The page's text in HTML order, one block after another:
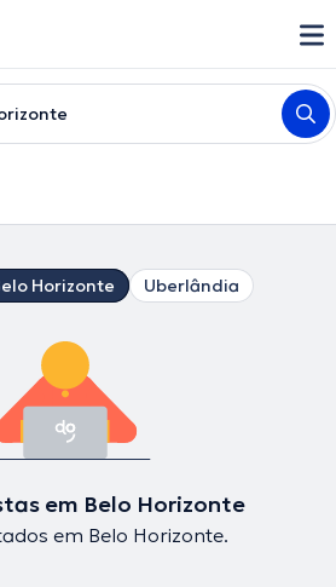
Horizonte Uberlândia
em Belo Horizonte
em Belo Horizonte.